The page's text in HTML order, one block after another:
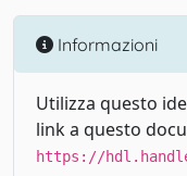
Informazioni
Utilizza questo
link a questo
https://